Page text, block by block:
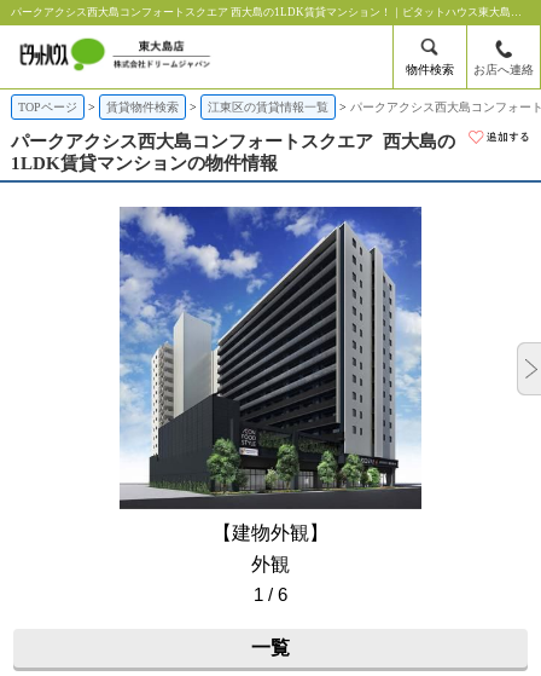
物件検索 お店へ連絡
パークアクシス西大島コンフォートスクエア 西大島の1LDK賃貸マンション！｜ピタットハウス東大島店【株式会社ドリームジャパン】
TOPページ 賃貸物件検索 江東区の賃貸情報一覧 パークアクシス西大島コンフォー
パークアクシス西大島コンフォートスクエア 西大島の
1LDK賃貸マンションの物件情報
【建物外観】
外観
1 / 6
一覧